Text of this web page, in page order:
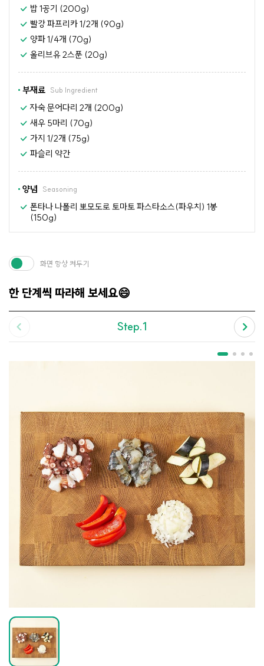
밥 1공기 (200g)
빨강 파프리카 1/2개 (90g)
양파 1/4개 (70g)
올리브유 2스푼 (20g)
부재료 Sub Ingredient
자숙 문어다리 2개 (200g)
새우 5마리 (70g)
가지 1/2개 (75g)
파슬리 약간
양념 Seasoning
폰타나 나폴리 뽀모도로 토마토 파스타소스(파우치) 1봉
(150g)
한 단계씩 따라해 보세요😄
화면 항상 켜두기
Step.1